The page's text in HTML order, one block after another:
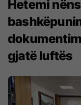
Hetemi
gjatë luftës